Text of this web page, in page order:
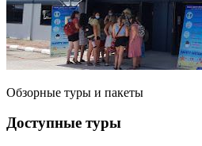
Обзорные туры и пакеты
Доступные туры